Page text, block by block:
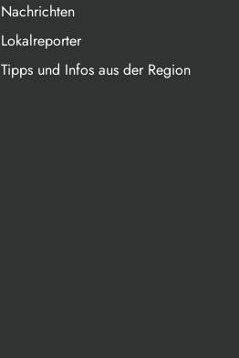
Nachrichten
Lokalreporter
Tipps und Infos aus der Region